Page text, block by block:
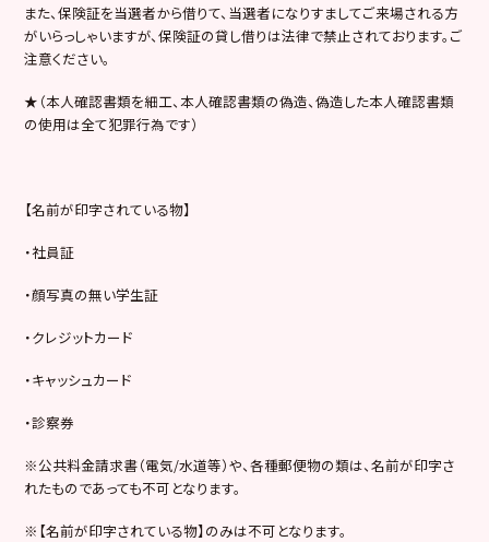
また、保険証を当選者から借りて、当選者になりすましてご来場される方
がいらっしゃいますが、保険証の貸し借りは法律で禁止されております。ご
注意ください。
★（本人確認書類を細工、本人確認書類の偽造、偽造した本人確認書類
の使用は全て犯罪行為です）
【名前が印字されている物】
・社員証
・顔写真の無い学生証
・クレジットカード
・キャッシュカード
・診察券
※公共料金請求書（電気/水道等）や、各種郵便物の類は、名前が印字さ
れたものであっても不可となります。
※【名前が印字されている物】のみは不可となります。